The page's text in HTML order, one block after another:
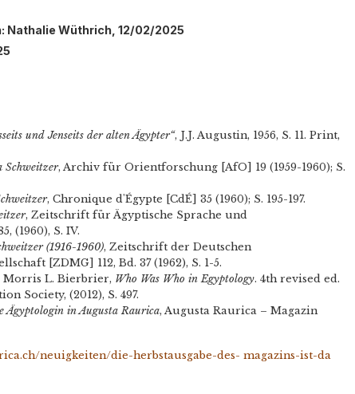
Nathalie Wüthrich, 12/02/2025
und Jenseits der alten Ägypter“, J.J. Augustin, 1956, S. 11. Print,
Schweitzer, Archiv für Orientforschung [AfO] 19 (1959-1960); S.
, Chronique d'Égypte [CdÉ] 35 (1960); S. 195-197.
, Zeitschrift für Ägyptische Sprache und
(1960), S. IV.
(1916-1960), Zeitschrift der Deutschen
[ZDMG] 112, Bd. 37 (1962), S. 1-5.
Morris L. Bierbrier, Who Was Who in Egyptology. 4th revised ed.
Society, (2012), S. 497.
Ägyptologin in Augusta Raurica, Augusta Raurica – Magazin
neuigkeiten/die-herbstausgabe-des- magazins-ist-da